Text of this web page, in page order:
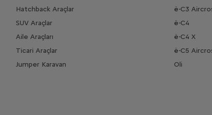
Hatchback Araçlar
SUV Araçlar
Aile Araçları
Ticari Araçlar
Jumper Karavan
ë-C3
ë-C4
ë-C4 X
ë-C5
Oli